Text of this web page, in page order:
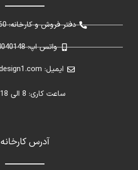
دفتر فروش و کارخانه: 02691301060
واتس اپ: 09924040148
ایمیل: info@zdesign1.com
ساعت کاری: 8 الی 18 عصر
آدرس کارخانه